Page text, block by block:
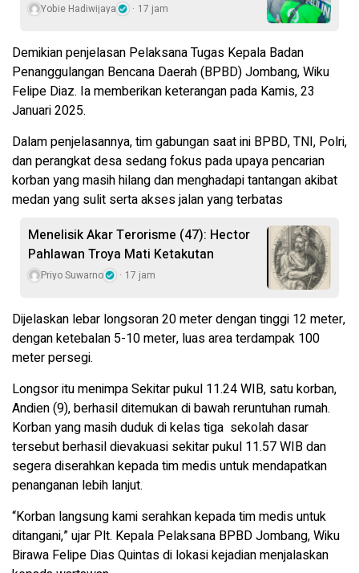
Yobie Hadiwijaya 17 jam
Demikian penjelasan Pelaksana Tugas Kepala Badan
Penanggulangan Bencana Daerah (BPBD) Jombang, Wiku
Felipe Diaz. Ia memberikan keterangan pada Kamis, 23
Januari 2025.
Dalam penjelasannya, tim gabungan saat ini BPBD, TNI, Polri,
dan perangkat desa sedang fokus pada upaya pencarian
korban yang masih hilang dan menghadapi tantangan akibat
medan yang sulit serta akses jalan yang terbatas
Menelisik Akar Terorisme (47): Hector
Pahlawan Troya Mati Ketakutan
Priyo Suwarno 17 jam
Dijelaskan lebar longsoran 20 meter dengan tinggi 12 meter,
dengan ketebalan 5-10 meter, luas area terdampak 100
meter persegi.
Longsor itu menimpa Sekitar pukul 11.24 WIB, satu korban,
Andien (9), berhasil ditemukan di bawah reruntuhan rumah.
Korban yang masih duduk di kelas tiga sekolah dasar
tersebut berhasil dievakuasi sekitar pukul 11.57 WIB dan
segera diserahkan kepada tim medis untuk mendapatkan
penanganan lebih lanjut.
“Korban langsung kami serahkan kepada tim medis untuk
ditangani,” ujar Plt. Kepala Pelaksana BPBD Jombang, Wiku
Birawa Felipe Dias Quintas di lokasi kejadian menjalaskan